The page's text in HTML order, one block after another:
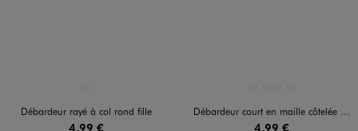
Débardeur rayé à col rond fille
4,99 €
Débardeur court en maille côtelée fille
4,99 €